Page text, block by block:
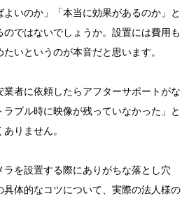
よいのか」「本当に効果があるのか」と
ではないでしょうか。設置には費用も
いというのが本音だと思います。
業者に依頼したらアフターサポートがな
ブル時に映像が残っていなかった」と
りません。
ラを設置する際にありがちな落とし穴
具体的なコツについて、実際の法人様の